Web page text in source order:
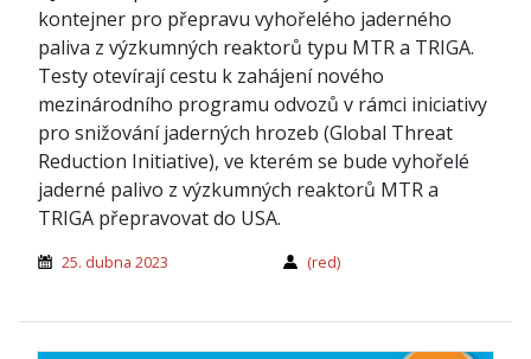
kontejner pro přepravu vyhořelého jaderného
paliva z výzkumných reaktorů typu MTR a TRIGA.
Testy otevírají cestu k zahájení nového
mezinárodního programu odvozů v rámci iniciativy
pro snižování jaderných hrozeb (Global Threat
Reduction Initiative), ve kterém se bude vyhořelé
jaderné palivo z výzkumných reaktorů MTR a
TRIGA přepravovat do USA.
25. dubna 2023 (red)